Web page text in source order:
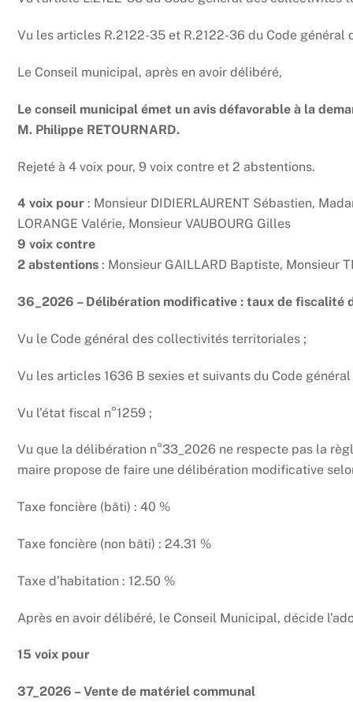
Vu les articles R.2122-35 et R.2122-36 du Code
Le Conseil municipal, après en avoir délibéré,
Le conseil municipal émet un avis défavorable à la
M. Philippe RETOURNARD.
Rejeté à 4 voix pour, 9 voix contre et 2 abstentions.
4 voix pour : Monsieur DIDIERLAURENT Sébastien,
LORANGE Valérie, Monsieur VAUBOURG Gilles
9 voix contre
2 abstentions : Monsieur GAILLARD Baptiste, Monsieur
36_2026 – Délibération modificative : taux de fiscalité
Vu le Code général des collectivités territoriales ;
Vu les articles 1636 B sexies et suivants du Code
Vu l’état fiscal n°1259 ;
Vu que la délibération n°33_2026 ne respecte pas la
maire propose de faire une délibération modificative
Taxe foncière (bâti) : 40 %
Taxe foncière (non bâti) : 24.31 %
Taxe d’habitation : 12.50 %
Après en avoir délibéré, le Conseil Municipal, décide
15 voix pour
37_2026 – Vente de matériel communal